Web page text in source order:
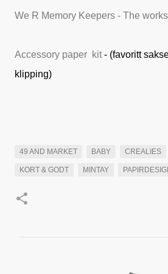
We R Memory Keepers - The
Accessory paper kit- (favoritt
klipping)
49 AND MARKET BABY CREALIES
KORT & GODT MINTAY